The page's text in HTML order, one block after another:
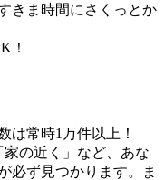
きま時間にさくっとか
！
は常時1万件以上！
家の近く」など、あな
必ず見つかります。ま